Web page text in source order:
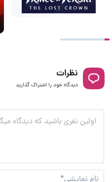
نظرات
دیدگاه خود را اشتراک گذارید